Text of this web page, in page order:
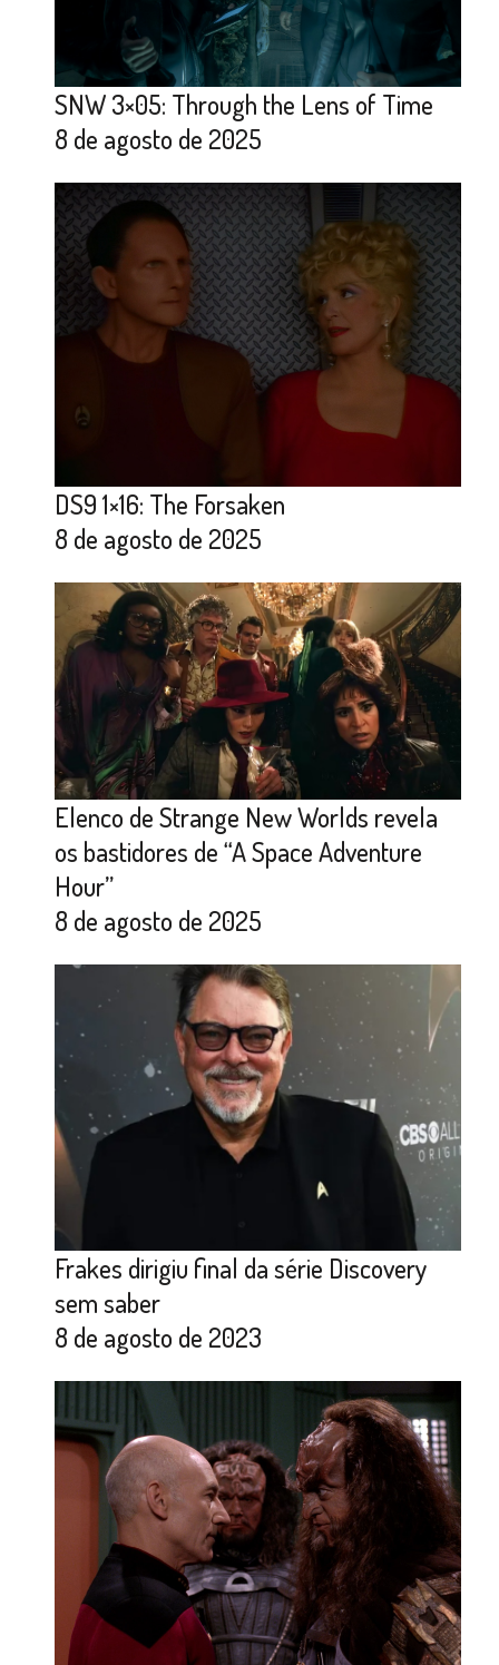
SNW 3×05: Through the Lens of Time
8 de agosto de 2025
DS9 1×16: The Forsaken
8 de agosto de 2025
Elenco de Strange New Worlds revela
os bastidores de “A Space Adventure
Hour”
8 de agosto de 2025
Frakes dirigiu final da série Discovery
sem saber
8 de agosto de 2023